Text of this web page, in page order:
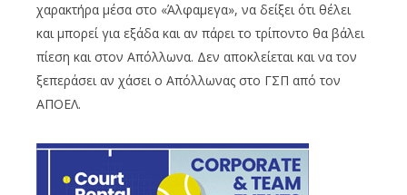
χαρακτήρα μέσα στο «Άλφαμεγα», να δείξει ότι θέλει
και μπορεί για εξάδα και αν πάρει το τρίποντο θα βάλει
πίεση και στον Απόλλωνα. Δεν αποκλείεται και να τον
ξεπεράσει αν χάσει ο Απόλλωνας στο ΓΣΠ από τον
ΑΠΟΕΛ.